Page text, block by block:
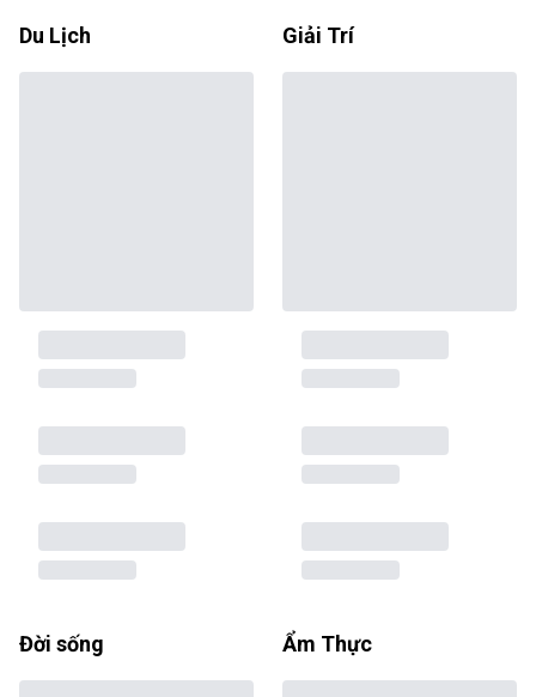
Du Lịch Giải Trí
Đời sống Ẩm Thực